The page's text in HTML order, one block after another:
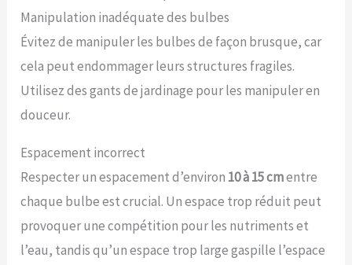
Manipulation inadéquate des bulbes
Évitez de manipuler les bulbes de façon brusque, car
cela peut endommager leurs structures fragiles.
Utilisez des gants de jardinage pour les manipuler en
douceur.
Espacement incorrect
Respecter un espacement d’environ 10 à 15 cmentre
chaque bulbe est crucial. Un espace trop réduit peut
provoquer une compétition pour les nutriments et
l’eau, tandis qu’un espace trop large gaspille l’espace